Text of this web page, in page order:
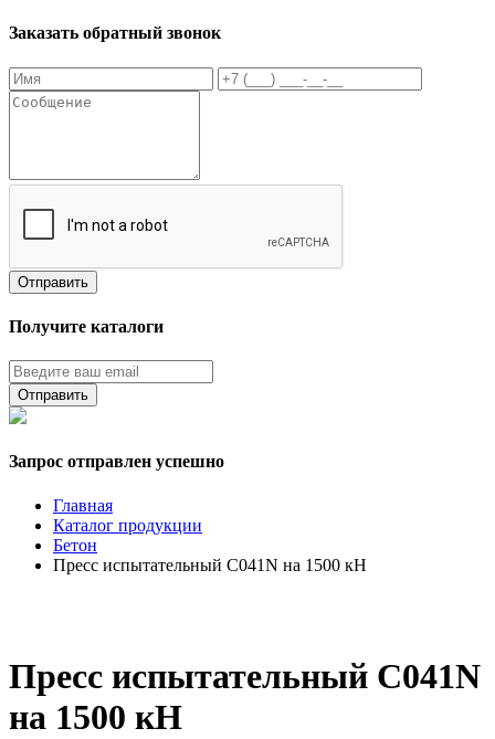
Заказать обратный звонок
Получите каталоги
Запрос отправлен успешно
Главная
Каталог продукции
Бетон
Пресс испытательный C041N на 1500 кН
Пресс испытательный C041N
на 1500 кН